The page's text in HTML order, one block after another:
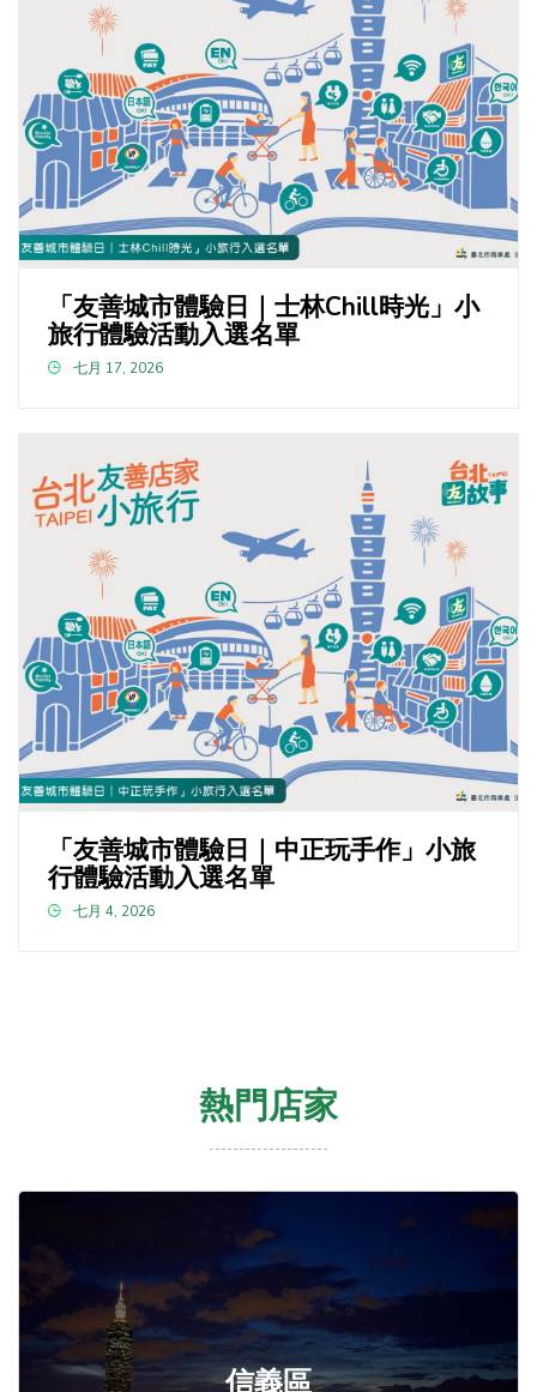
「友善城市體驗日｜士林Chill時光」小
旅行體驗活動入選名單
七月 17, 2026
「友善城市體驗日｜中正玩手作」小旅
行體驗活動入選名單
七月 4, 2026
熱門店家
信義區